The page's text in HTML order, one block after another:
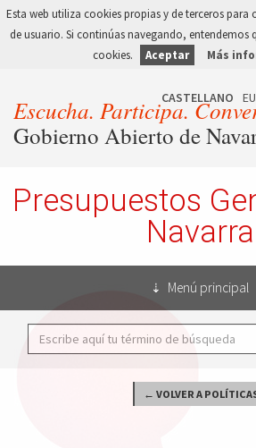
Esta web utiliza cookies propias y de terceros para
de usuario. Si continúas navegando, entendemos
cookies.
Aceptar Más
Escucha. Participa.
Gobierno Abierto de
Presupuestos
Navarra
Menú principal
← VOLVER A